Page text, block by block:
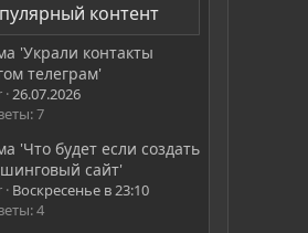
контент
'Украли контакты
телеграм'
26.07.2026
7
'Что будет если создать
сайт'
Воскресенье в 23:10
4